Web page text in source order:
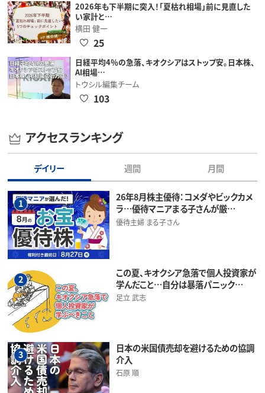
2026年も下半期に突入！「夏枯れ相場」前に見直した
い家計と…
横田 健一
25
日経平均4％の急落、キオクシアはストップ安。日本株、
AI相場…
トウシル編集チーム
103
アクセスランキング
デイリー 週間 月間
1
26年8月株主優待：コメダやビックカメ
ラ…優待マニアまる子さんが厳…
優待主婦 まる子さん
2
この夏、キオクシア急落で個人投資家が
学んだこと…自分は暴落パニック…
足立 武志
3
日本の米国債売却を避けるための協調
介入
石原 順